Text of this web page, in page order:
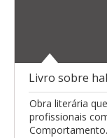
Livro sobre
Obra literária
profissionais
Comportamento.